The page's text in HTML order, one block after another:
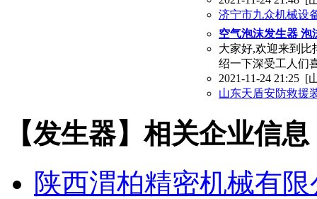
济宁市九众机械设
空气泡沫发生器 泡
大家好,欢迎来到比
绍一下深受工人们
2021-11-24 21:25 [
山东天盾安防救援
【发生器】相关企业信息
陕西渭柏精密机械有